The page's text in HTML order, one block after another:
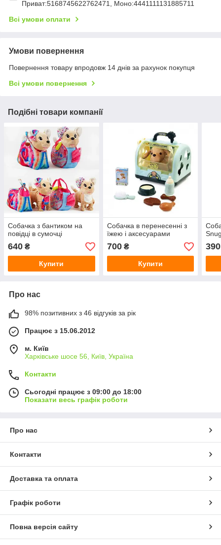
Приват:5168745622762471, Моно:4441111131885711
Всі умови оплати
Умови повернення
Повернення товару впродовж 14 днів за рахунок покупця
Всі умови повернення
Подібні товари компанії
Собачка з бантиком на
повідці в сумочці
640 ₴
Купити
Собачка в перенесенні з
їжею і аксесуарами
700₴
Купити
390
Про нас
98% позитивних з 46 відгуків за рік
Працює з 15.06.2012
м. Київ
Харківське шосе 56, Київ, Україна
Контакти
Сьогодні працює з 09:00 до 18:00
Показати весь графік роботи
Про нас
Контакти
Доставка та оплата
Графік роботи
Повна версія сайту